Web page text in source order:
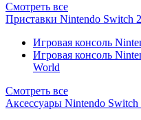
Смотреть все
Приставки Nintendo Switch 2
Игровая консоль
Игровая консоль
World
Смотреть все
Аксессуары Nintendo Switch